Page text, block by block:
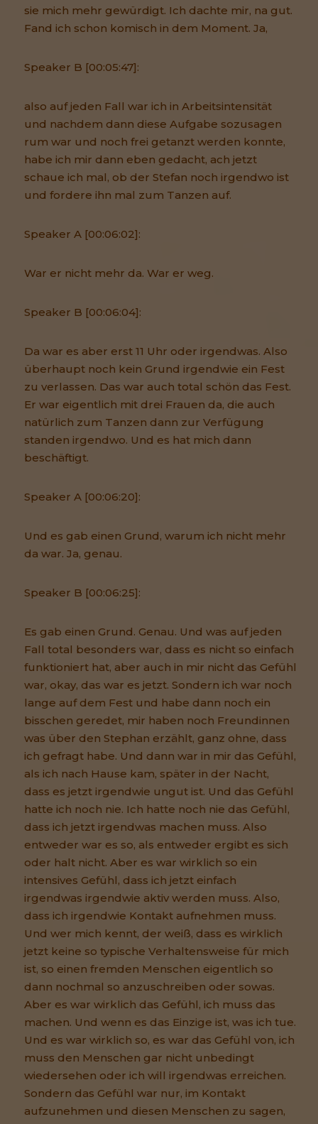
sie mich mehr gewürdigt. Ich dachte mir, na gut.
Fand ich schon komisch in dem Moment. Ja,
Speaker B [00:05:47]:
also auf jeden Fall war ich in Arbeitsintensität
und nachdem dann diese Aufgabe sozusagen
rum war und noch frei getanzt werden konnte,
habe ich mir dann eben gedacht, ach jetzt
schaue ich mal, ob der Stefan noch irgendwo ist
und fordere ihn mal zum Tanzen auf.
Speaker A [00:06:02]:
War er nicht mehr da. War er weg.
Speaker B [00:06:04]:
Da war es aber erst 11 Uhr oder irgendwas. Also
überhaupt noch kein Grund irgendwie ein Fest
zu verlassen. Das war auch total schön das Fest.
Er war eigentlich mit drei Frauen da, die auch
natürlich zum Tanzen dann zur Verfügung
standen irgendwo. Und es hat mich dann
beschäftigt.
Speaker A [00:06:20]:
Und es gab einen Grund, warum ich nicht mehr
da war. Ja, genau.
Speaker B [00:06:25]:
Es gab einen Grund. Genau. Und was auf jeden
Fall total besonders war, dass es nicht so einfach
funktioniert hat, aber auch in mir nicht das Gefühl
war, okay, das war es jetzt. Sondern ich war noch
lange auf dem Fest und habe dann noch ein
bisschen geredet, mir haben noch Freundinnen
was über den Stephan erzählt, ganz ohne, dass
ich gefragt habe. Und dann war in mir das Gefühl,
als ich nach Hause kam, später in der Nacht,
dass es jetzt irgendwie ungut ist. Und das Gefühl
hatte ich noch nie. Ich hatte noch nie das Gefühl,
dass ich jetzt irgendwas machen muss. Also
entweder war es so, als entweder ergibt es sich
oder halt nicht. Aber es war wirklich so ein
intensives Gefühl, dass ich jetzt einfach
irgendwas irgendwie aktiv werden muss. Also,
dass ich irgendwie Kontakt aufnehmen muss.
Und wer mich kennt, der weiß, dass es wirklich
jetzt keine so typische Verhaltensweise für mich
ist, so einen fremden Menschen eigentlich so
dann nochmal so anzuschreiben oder sowas.
Aber es war wirklich das Gefühl, ich muss das
machen. Und wenn es das Einzige ist, was ich tue.
Und es war wirklich so, es war das Gefühl von, ich
muss den Menschen gar nicht unbedingt
wiedersehen oder ich will irgendwas erreichen.
Sondern das Gefühl war nur, im Kontakt
aufzunehmen und diesen Menschen zu sagen,